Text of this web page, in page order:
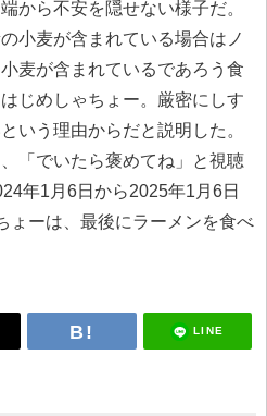
から不安を隠せない様子だ。
小麦が含まれている場合はノ
麦が含まれているであろう食
じめしゃちょー。厳密にしす
いう理由からだと説明した。
「でいたら褒めてね」と視聴
年1月6日から2025年1月6日
ょーは、最後にラーメンを食べ
LINE